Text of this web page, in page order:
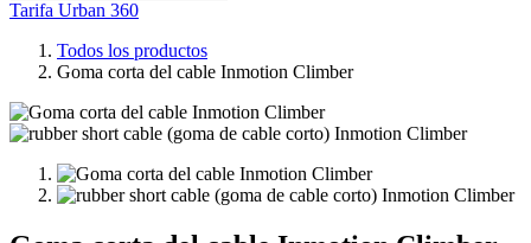
Tarifa Urban 360
Todos los productos
Goma corta del cable Inmotion Climber